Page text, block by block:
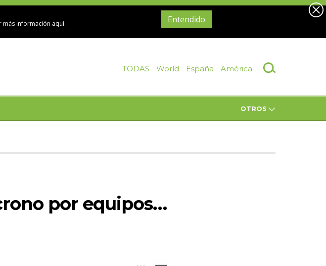
más información aquí. Entendido
TODAS World España América
OTROS
por equipos…